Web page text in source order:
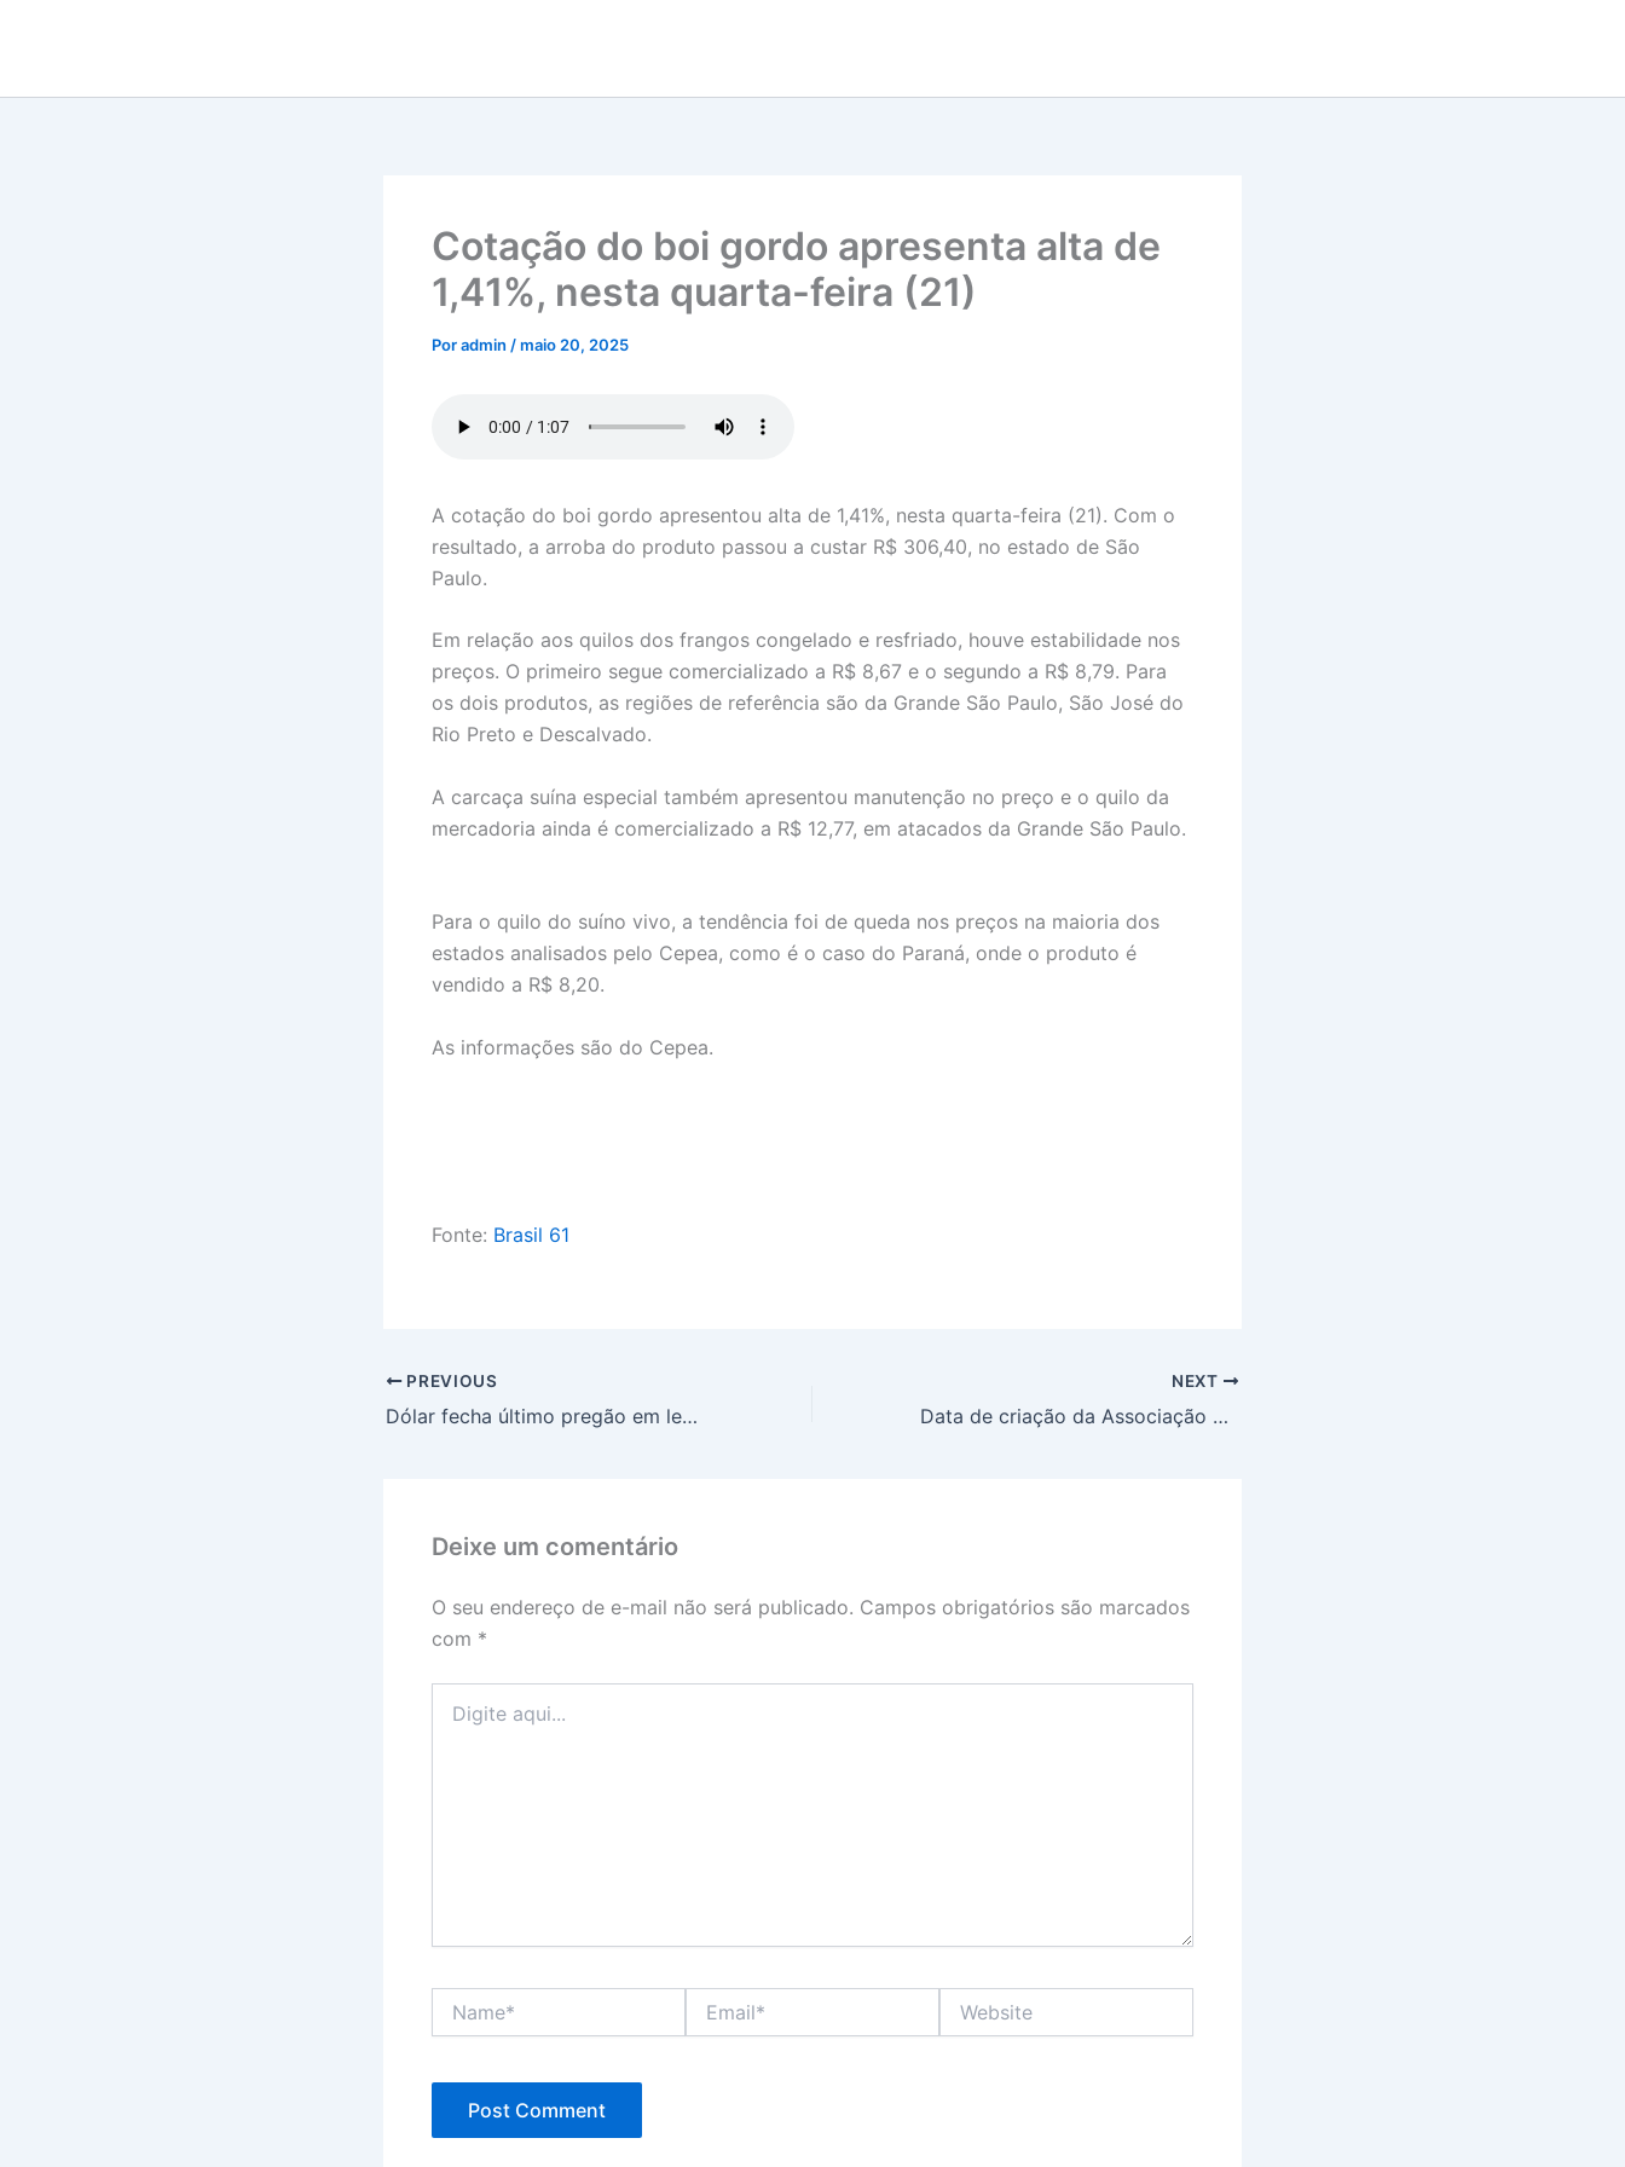
Cotação do boi gordo apresenta alta de
1,41%, nesta quarta-feira (21)
Poradmin /maio 20, 2025
A cotação do boi gordo apresentou alta de 1,41%, nesta quarta-feira (21). Com o
resultado, a arroba do produto passou a custar R$ 306,40, no estado de São
Paulo.
Em relação aos quilos dos frangos congelado e resfriado, houve estabilidade nos
preços. O primeiro segue comercializado a R$ 8,67 e o segundo a R$ 8,79. Para
os dois produtos, as regiões de referência são da Grande São Paulo, São José do
Rio Preto e Descalvado.
A carcaça suína especial também apresentou manutenção no preço e o quilo da
mercadoria ainda é comercializado a R$ 12,77, em atacados da Grande São Paulo.
Para o quilo do suíno vivo, a tendência foi de queda nos preços na maioria dos
estados analisados pelo Cepea, como é o caso do Paraná, onde o produto é
vendido a R$ 8,20.
As informações são do Cepea.
Fonte: Brasil 61
PREVIOUS
Dólar fecha último pregão em leve alta, cotado a R$ 5,66
NEXT
Data de criação da Associação Comercial da Bahia inspira proposta para Dia Nacional do Associativismo
Deixe um comentário
O seu endereço de e-mail não será publicado. Campos obrigatórios são marcados
com *
aqui...